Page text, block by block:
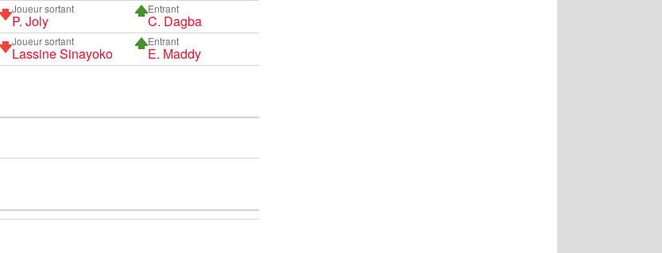
Joueur sortant
P. Joly
Entrant
C. Dagba
Joueur sortant
Lassine Sinayoko
Entrant
E. Maddy